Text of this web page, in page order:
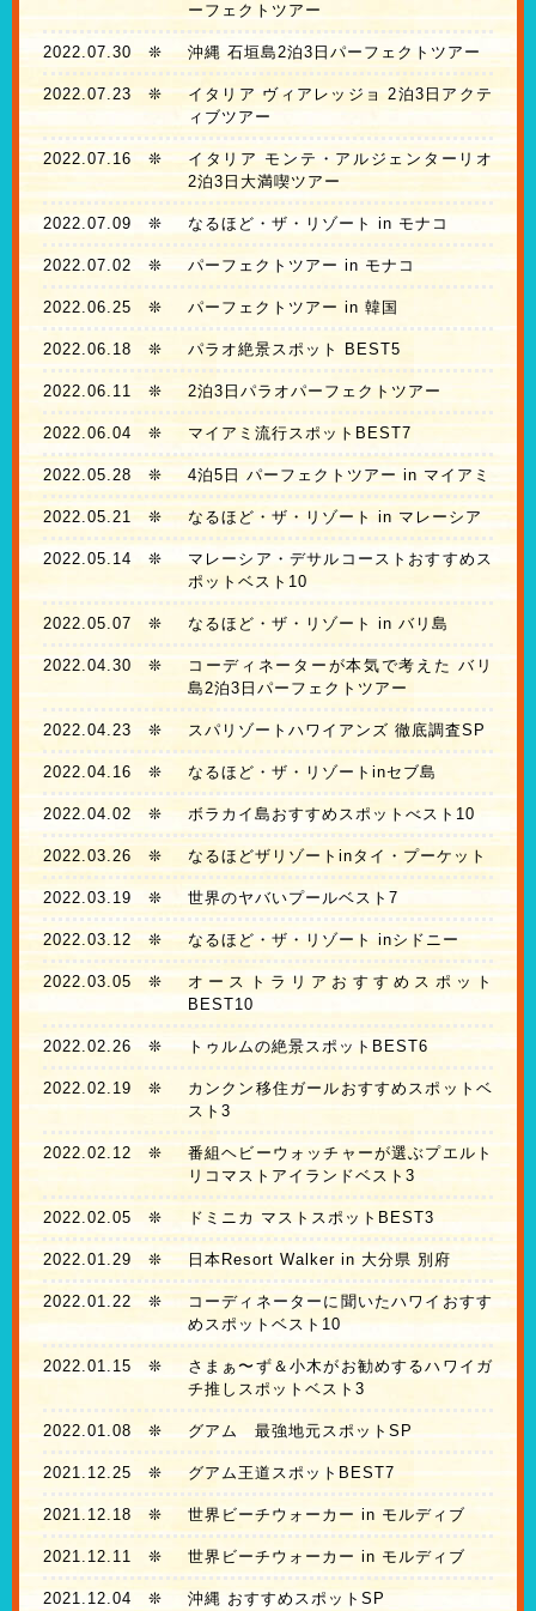
ーフェクトツアー
2022.07.30 ❊ 沖縄 石垣島2泊3日パーフェクトツアー
2022.07.23❊
イタリア ヴィアレッジョ 2泊3日アクテ
ィブツアー
2022.07.16❊
イタリア モンテ・アルジェンターリオ
2泊3日大満喫ツアー
2022.07.09 ❊ なるほど・ザ・リゾート in モナコ
2022.07.02 ❊ パーフェクトツアー in モナコ
2022.06.25 ❊ パーフェクトツアー in 韓国
2022.06.18 ❊ パラオ絶景スポット BEST5
2022.06.11 ❊ 2泊3日パラオパーフェクトツアー
2022.06.04 ❊ マイアミ流行スポットBEST7
2022.05.28 ❊ 4泊5日 パーフェクトツアー in マイアミ
2022.05.21 ❊ なるほど・ザ・リゾート in マレーシア
2022.05.14 ❊
マレーシア・デサルコーストおすすめス
ポットベスト10
2022.05.07 ❊ なるほど・ザ・リゾート in バリ島
2022.04.30 ❊
コーディネーターが本気で考えた バリ
島2泊3日パーフェクトツアー
2022.04.23 ❊ スパリゾートハワイアンズ 徹底調査SP
2022.04.16 ❊ なるほど・ザ・リゾートinセブ島
2022.04.02 ❊ ボラカイ島おすすめスポットべスト10
2022.03.26 ❊ なるほどザリゾートinタイ・プーケット
2022.03.19 ❊ 世界のヤバいプールベスト7
2022.03.12❊ なるほど・ザ・リゾート inシドニー
2022.03.05 ❊
オーストラリアおすすめスポット
BEST10
2022.02.26 ❊ トゥルムの絶景スポットBEST6
2022.02.19 ❊
カンクン移住ガールおすすめスポットベ
スト3
2022.02.12 ❊
番組ヘビーウォッチャーが選ぶプエルト
リコマストアイランドベスト3
2022.02.05 ❊ ドミニカ マストスポットBEST3
2022.01.29 ❊ 日本Resort Walker in 大分県 別府
2022.01.22❊
コーディネーターに聞いたハワイおすす
めスポットベスト10
2022.01.15 ❊
さまぁ〜ず＆小木がお勧めするハワイガ
チ推しスポットベスト3
2022.01.08❊ グアム 最強地元スポットSP
2021.12.25 ❊ グアム王道スポットBEST7
2021.12.18 ❊ 世界ビーチウォーカー in モルディブ
2021.12.11 ❊ 世界ビーチウォーカー in モルディブ
2021.12.04 ❊ 沖縄 おすすめスポットSP